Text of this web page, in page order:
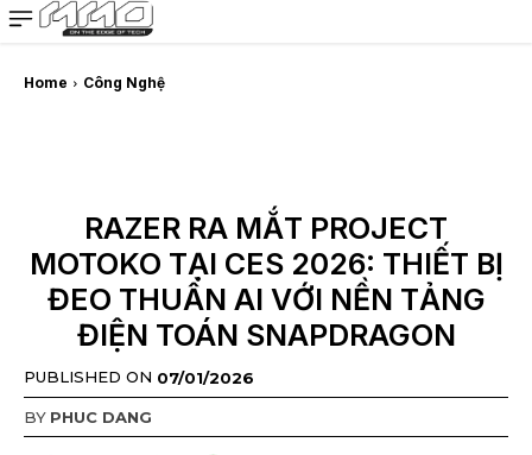
MMOSITE - Thông tin công nghệ
Bài viết nổi bật
Home Công Nghệ
RAZER RA MẮT PROJECT
MOTOKO TẠI CES 2026: THIẾT BỊ
ĐEO THUẦN AI VỚI NỀN TẢNG
ĐIỆN TOÁN SNAPDRAGON
PUBLISHED ON 07/01/2026
BY PHUC DANG